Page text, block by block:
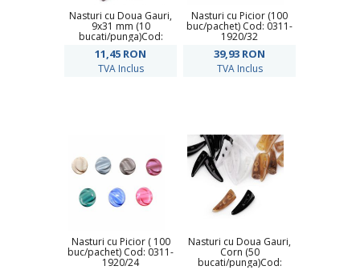
Nasturi cu Doua Gauri,
9x31 mm (10
bucati/punga)Cod:
11,45 RON
TVA Inclus
Nasturi cu Picior (100
buc/pachet) Cod: 0311-
1920/32
39,93 RON
TVA Inclus
Nasturi cu Picior ( 100
buc/pachet) Cod: 0311-
1920/24
Nasturi cu Doua Gauri,
Corn (50
bucati/punga)Cod: